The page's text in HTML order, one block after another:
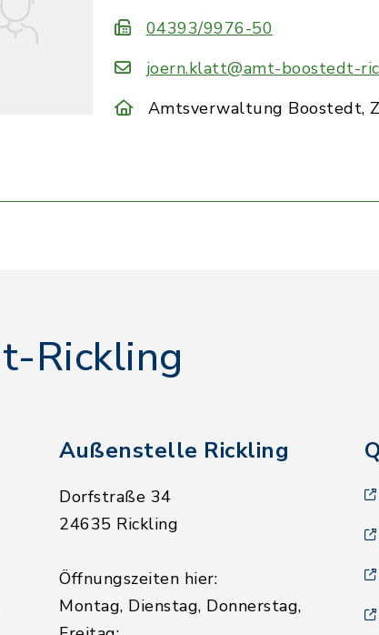
04393/9976-50
joern.klatt@amt-boostedt-
Amtsverwaltung Boostedt,
Rickling
Außenstelle Rickling
Dorfstraße 34
24635 Rickling
Öffnungszeiten hier:
Montag, Dienstag, Donnerstag,